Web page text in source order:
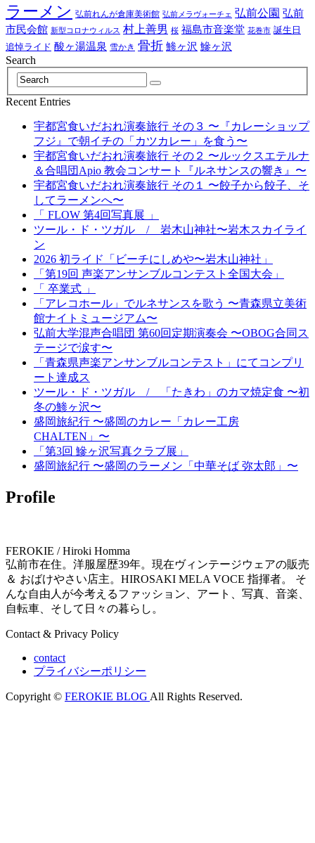
ラーメン 弘前れんが倉庫美術館 弘前メラヴォーチェ 弘前公園 弘前
市民会館 新型コロナウィルス 村上善男 桜 福島市音楽堂 花巻市 誕生日
追悼ライド 酸ヶ湯温泉 雪かき 骨折 鯵ヶ沢 鰺ヶ沢
Search
Recent Entries
宇都宮食いだおれ演奏旅行 その３ 〜『カレーショップ
フジ』で朝イチの「カツカレー」を食う〜
宇都宮食いだおれ演奏旅行 その２ 〜ルックスエテルナ
＆合唱団Apio 教会コンサート『ルネサンスの響き』〜
宇都宮食いだおれ演奏旅行 その１ 〜餃子から餃子、そ
してラーメンへ〜
「 FLOW 第4回写真展 」
ツール・ド・ツガル / 岩木山神社〜岩木スカイライ
ン
2026 初ライド「ビーチにしめや〜岩木山神社」
「第19回 声楽アンサンブルコンテスト全国大会」
「 卒業式 」
「アレコホール」でルネサンスを歌う 〜青森県立美術
館ナイトミュージアム〜
弘前大学混声合唱団 第60回定期演奏会 〜OBOG合同ス
テージで涙す〜
「青森県声楽アンサンブルコンテスト」にてコンプリ
ート達成ス
ツール・ド・ツガル / 「たきわ」のカマ焼定食 〜初
冬の鯵ヶ沢〜
盛岡旅紀行 〜盛岡のカレー「カレー工房
CHALTEN」〜
「第3回 鰺ヶ沢写真クラブ展」
盛岡旅紀行 〜盛岡のラーメン「中華そば 弥太郎」〜
Profile
FEROKIE / Hiroki Homma
弘前市在住。洋服屋歴39年。現在ヴィンテージウェアの販売
＆ おばけやさい店主。HIROSAKI MELA VOCE 指揮者。 そ
んな自由人が今考えるファッション、アート、写真、音楽、
自転車、そして日々の暮らし。
Contact & Privacy Policy
contact
プライバシーポリシー
Copyright © FEROKIE BLOG All Rights Reserved.